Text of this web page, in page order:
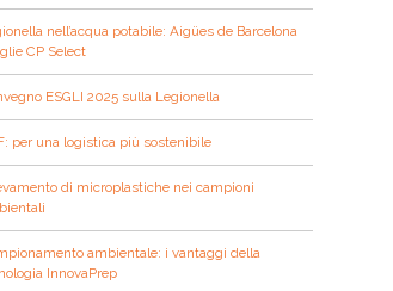
nell’acqua potabile: Aigües de Barcelona
CP Select
ESGLI 2025 sulla Legionella
per una logistica più sostenibile
di microplastiche nei campioni
ambientale: i vantaggi della
InnovaPrep